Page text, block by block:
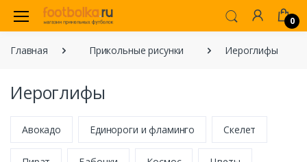
0
Главная Прикольные рисунки Иероглифы
Иероглифы
Авокадо Единороги и фламинго Скелет